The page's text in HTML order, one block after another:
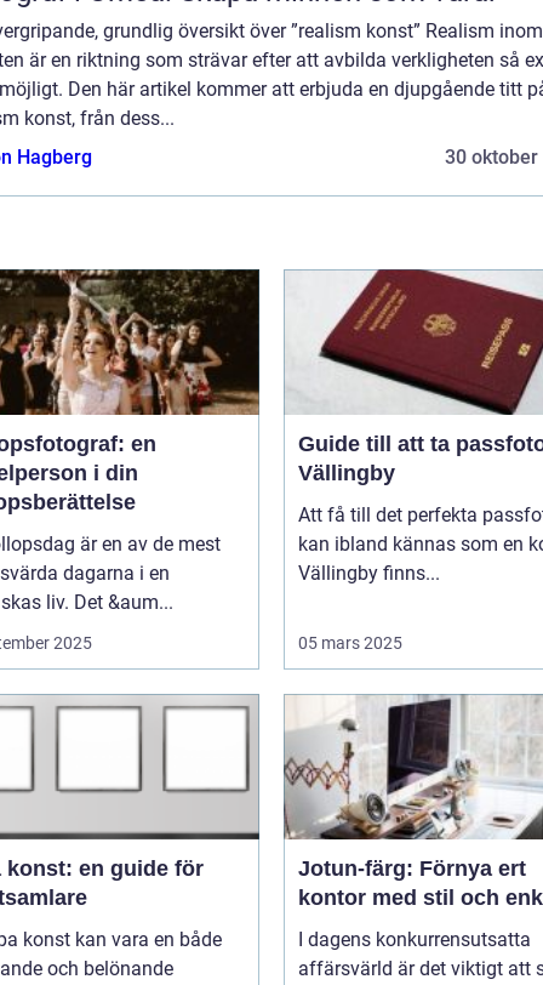
grundlig översikt över ”realism konst” Realism inom
är en riktning som strävar efter att avbilda verkligheten så
Den här artikel kommer att erbjuda en djupgående titt
konst, från dess...
Hagberg
30 oktober
en
i din
är en av de mest
dagarna i en
liv. Det &aum...
2025
Guide till att ta
Vällingby
Att få till det perfekta
kan ibland kännas som en
Vällingby finns...
05 mars 2025
konst: en guide för
konst kan vara en både
och belönande
Jotun-färg: Förnya ert
kontor med stil och
I dagens konkurrensutsatta
affärsvärld är det viktigt att